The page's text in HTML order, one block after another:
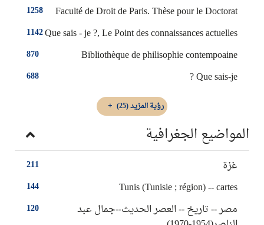
1258 Faculté de Droit de Paris. Thèse pour le Doctorat
1142 Que sais - je ?, Le Point des connaissances actuelles
870 Bibliothèque de philisophie contempoaine
688 Que sais-je ?
رؤية المزيد(25)
المواضيع الجغرافية
211 غزة
144 Tunis (Tunisie ; région) -- cartes
120
مصر -- تاريخ -- العصر الحديث--جمال عبد